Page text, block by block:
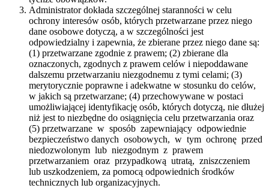
Administrator dokłada szczególnej staranności w celu
ochrony interesów osób, których przetwarzane przez niego
dane osobowe dotyczą, a w szczególności jest
odpowiedzialny i zapewnia, że zbierane przez niego dane są:
(1) przetwarzane zgodnie z prawem; (2) zbierane dla
oznaczonych, zgodnych z prawem celów i niepoddawane
dalszemu przetwarzaniu niezgodnemu z tymi celami; (3)
merytorycznie poprawne i adekwatne w stosunku do celów,
w jakich są przetwarzane; (4) przechowywane w postaci
umożliwiającej identyfikację osób, których dotyczą, nie dłużej
niż jest to niezbędne do osiągnięcia celu przetwarzania oraz
(5) przetwarzane w sposób zapewniający odpowiednie
bezpieczeństwo danych osobowych, w tym ochronę przed
niedozwolonym lub niezgodnym z prawem
przetwarzaniem oraz przypadkową utratą, zniszczeniem
lub uszkodzeniem, za pomocą odpowiednich środków
technicznych lub organizacyjnych.